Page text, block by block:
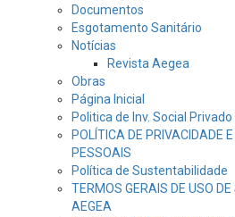
Documentos
Esgotamento Sanitário
Notícias
Revista Aegea
Obras
Página Inicial
Politica de Inv. Social Privado
POLÍTICA DE PRIVACIDADE
PESSOAIS
Política de Sustentabilidade
TERMOS GERAIS DE USO
AEGEA